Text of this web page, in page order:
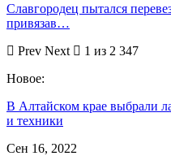
Славгородец пытался
привязав…
Prev Next
1 из 2 347
Новое:
В Алтайском крае выбрали
и техники
Сен 16, 2022